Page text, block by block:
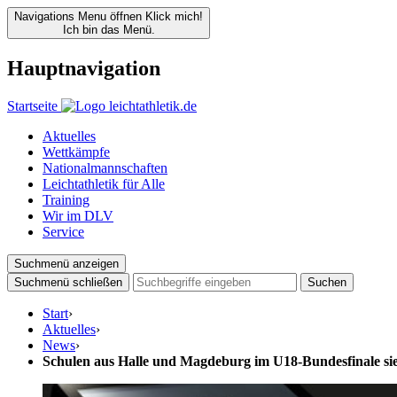
Navigations Menu öffnen Klick mich!
Ich bin das Menü.
Hauptnavigation
Startseite
Aktuelles
Wettkämpfe
Nationalmannschaften
Leichtathletik für Alle
Training
Wir im DLV
Service
Suchmenü anzeigen
Suchmenü schließen
Suchen
Start›
Aktuelles›
News›
Schulen aus Halle und Magdeburg im U18-Bundesfinale